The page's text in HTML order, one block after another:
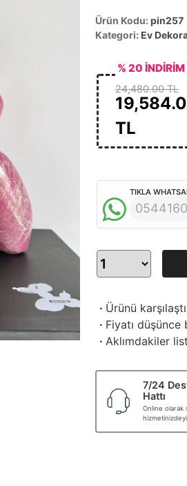
Ürün Kodu: pin257
Kategori: Ev
24,480.00 TL
TL
% 20 İNDİRİM
TIKLA
· Ürünü
· Fiyatı düşünce
· Aklımdakiler
7/24
Hattı
Online olarak